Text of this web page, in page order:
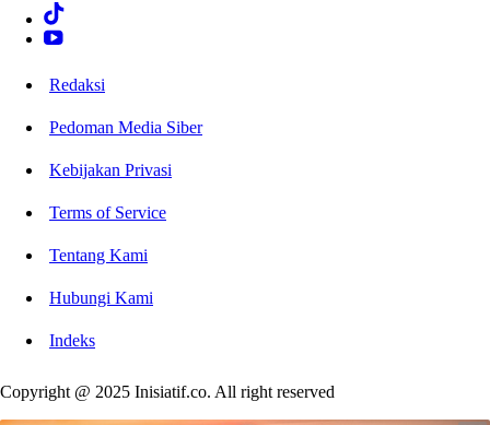
Redaksi
Pedoman Media Siber
Kebijakan Privasi
Terms of Service
Tentang Kami
Hubungi Kami
Indeks
Copyright @ 2025 Inisiatif.co. All right reserved